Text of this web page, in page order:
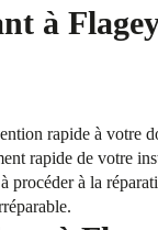
à
rapide à votre
rapide de votre
procéder à la